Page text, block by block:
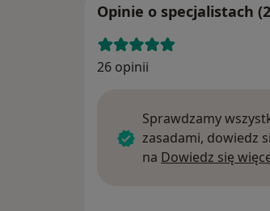
Opinie o specjalistach
26 opinii
Sprawdzamy
zasadami, dowiedz
na Dowiedz się